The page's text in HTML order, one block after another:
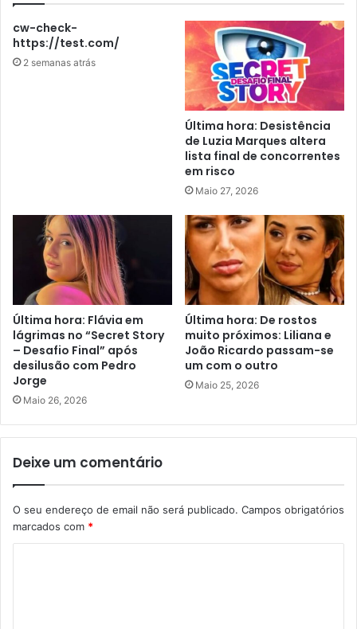
cw-check-
https://test.com/
2 semanas atrás
Última hora: Desistência
de Luzia Marques altera
lista final de concorrentes
em risco
Maio 27, 2026
Última hora: Flávia em
lágrimas no “Secret Story
– Desafio Final” após
desilusão com Pedro
Jorge
Maio 26, 2026
Última hora: De rostos
muito próximos: Liliana e
João Ricardo passam-se
um com o outro
Maio 25, 2026
Deixe um comentário
O seu endereço de email não será publicado. Campos obrigatórios
marcados com *